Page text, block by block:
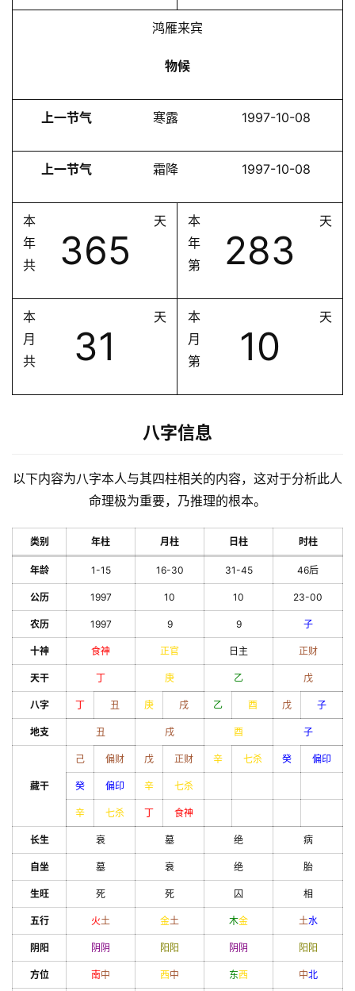
鸿雁来宾
物候
上一节气 寒露 1997-10-08
上一节气 霜降 1997-10-08
本
年
共
365
天
本
年
第
283
天
本
月
共
31
天
本
月
第
10
天
八字信息
以下内容为八字本人与其四柱相关的内容，这对于分析此人
命理极为重要，乃推理的根本。
类别 年柱 月柱 日柱 时柱
年龄 1-15 16-30 31-45 46后
公历 1997 10 10 23-00
农历 1997 9 9 子
十神 食神 正官 日主 正财
天干 丁 庚 乙 戊
八字 丁 丑 庚 戌 乙 酉 戊 子
地支 丑 戌 酉 子
藏干
己 偏财 戊 正财 辛 七杀 癸 偏印
癸 偏印 辛 七杀
辛 七杀 丁 食神
长生 衰 墓 绝 病
自坐 墓 衰 绝 胎
生旺 死 死 囚 相
五行 火土 金土 木金 土水
阴阳 阴 阴 阳 阳 阴 阴 阳 阳
方位 南中 西中 东西 中北